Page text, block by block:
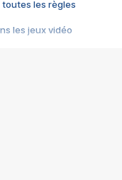
toutes les règles
les jeux vidéo